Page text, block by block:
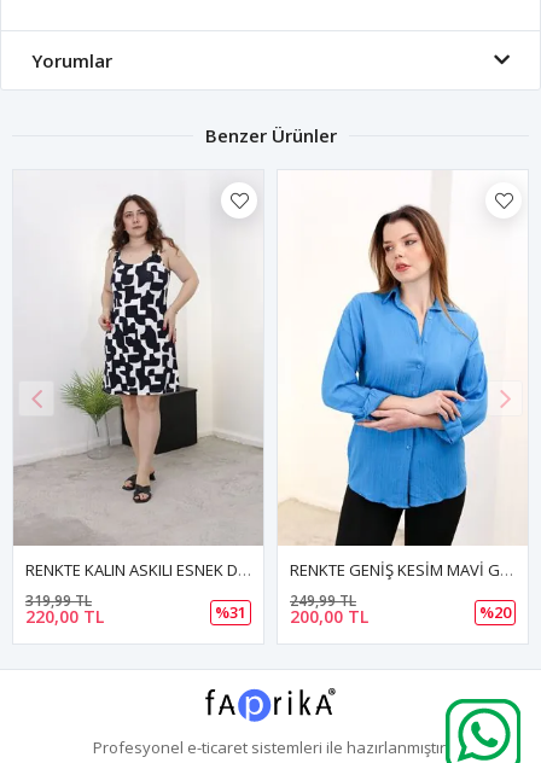
Yorumlar
Benzer Ürünler
RENKTE KALIN ASKILI ESNEK DESENLİ ELBİSE
%31
RENKTE GENİŞ KESİM MAVİ GÖMLEK
200,00 TL
249,99 TL
%20 150,00 TL
299,99 TL
Profesyonel e-ticaretsistemleri ile hazırlanmıştır.